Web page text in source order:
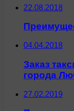
22.08.2018
04.04.2018
Заказ
города
27.02.2019